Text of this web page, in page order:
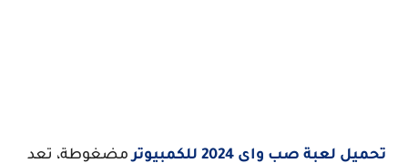
تحميل لعبة صب واي 2024 للكمبيوتر
مضغوطة، تعد